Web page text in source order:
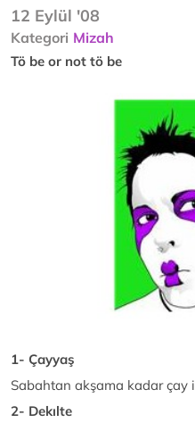
12 Eylül '08
Kategori Mizah
Tö be or not tö be
1- Çayyaş
Sabahtan akşama kadar çay
2- Dekılte